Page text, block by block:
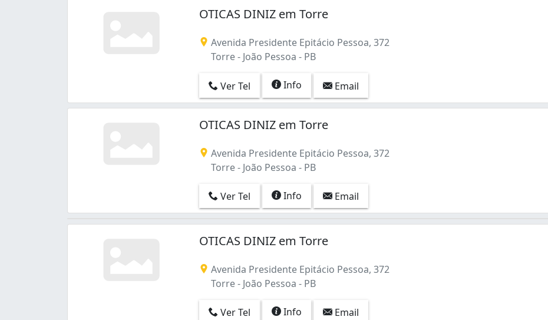
OTICAS DINIZ em Torre
Avenida Presidente Epitácio Pessoa, 372
Torre - João Pessoa - PB
Ver Tel Info Email
OTICAS DINIZ em Torre
Avenida Presidente Epitácio Pessoa, 372
Torre - João Pessoa - PB
Ver Tel Info Email
OTICAS DINIZ em Torre
Avenida Presidente Epitácio Pessoa, 372
Torre - João Pessoa - PB
Ver Tel Info Email